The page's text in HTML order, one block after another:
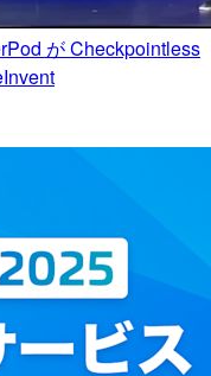
が Checkpointless